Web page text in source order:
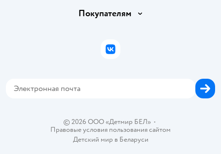
Правила продажи
Политика использования файлов cookie
Вакансии
Покупателям
Бонусные карты
© 2026 ООО «Детмир БЕЛ»•
Правовые условия пользования сайтом
Детский мир в Беларуси
ВКонтакте